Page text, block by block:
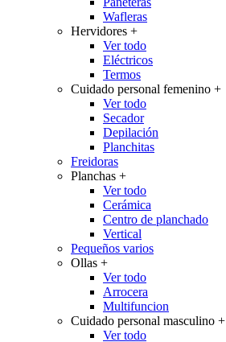
Wafleras
Hervidores +
Ver todo
Eléctricos
Termos
Cuidado personal femenino +
Ver todo
Secador
Depilación
Planchitas
Freidoras
Planchas +
Ver todo
Cerámica
Centro de planchado
Vertical
Pequeños varios
Ollas +
Ver todo
Arrocera
Multifuncion
Cuidado personal masculino +
Ver todo